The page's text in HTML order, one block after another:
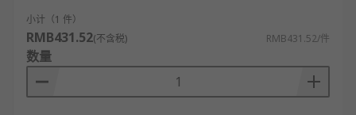
工业生产制造：适用于设备安装校准、零部件
尺寸精度检测、生产线物料间距定位及自动化
产线距离反馈，提升生产效率与加工精度。
建筑工程施工：涵盖施工放线测距、楼层高度/
小计（1 件）
RMB431.52(不含税) RMB431.52/件
数量